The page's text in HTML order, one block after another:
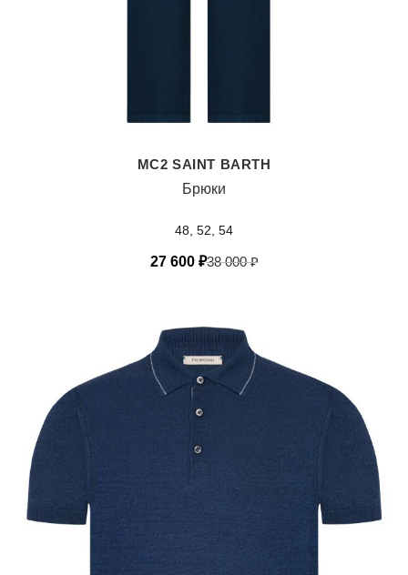
MC2 SAINT BARTH
Брюки
48, 52, 54
27 600 ₽38 000₽